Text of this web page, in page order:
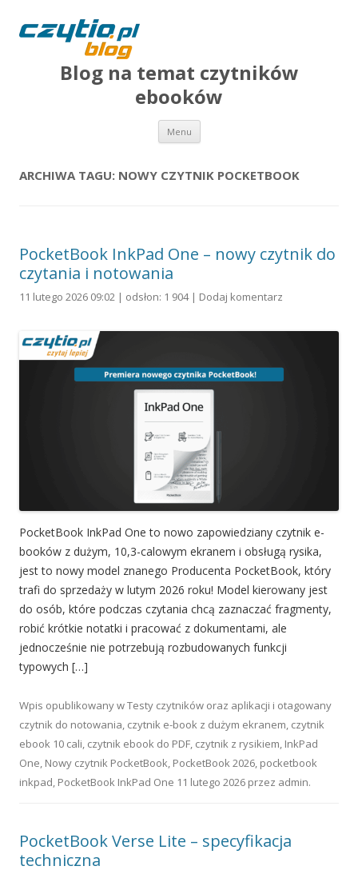
Blog na temat czytników
ebooków
Menu Przejdź do treści
ARCHIWA TAGU: NOWY CZYTNIK POCKETBOOK
PocketBook InkPad One – nowy czytnik do
czytania i notowania
11 lutego 2026 09:02 | odsłon: 1 904 | Dodaj komentarz
PocketBook InkPad One to nowo zapowiedziany czytnik e-
booków z dużym, 10,3-calowym ekranem i obsługą rysika,
jest to nowy model znanego Producenta PocketBook, który
trafi do sprzedaży w lutym 2026 roku! Model kierowany jest
do osób, które podczas czytania chcą zaznaczać fragmenty,
robić krótkie notatki i pracować z dokumentami, ale
jednocześnie nie potrzebują rozbudowanych funkcji
typowych […]
Wpis opublikowany wTesty czytników oraz aplikacji i otagowany
czytnik do notowania, czytnik e-book z dużym ekranem, czytnik
ebook 10 cali, czytnik ebook do PDF, czytnik z rysikiem, InkPad
One, Nowy czytnik PocketBook, PocketBook 2026, pocketbook
inkpad, PocketBook InkPad One 11 lutego 2026 przez admin.
PocketBook Verse Lite – specyfikacja
techniczna